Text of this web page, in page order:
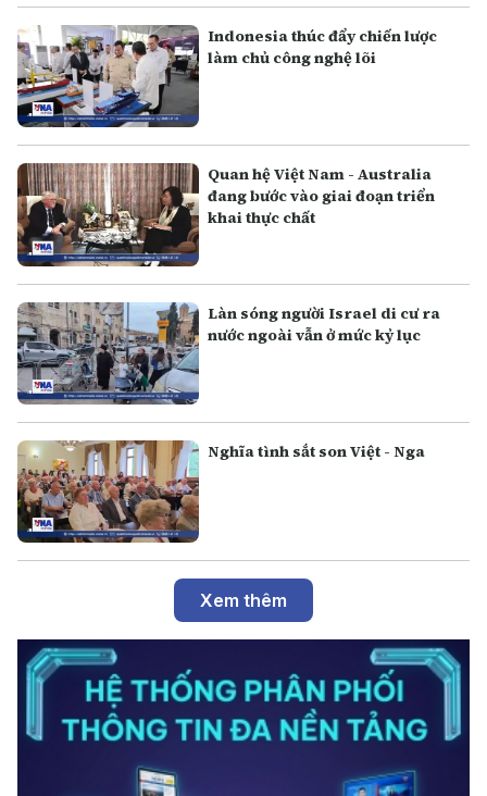
Indonesia thúc đẩy chiến lược
làm chủ công nghệ lõi
Quan hệ Việt Nam - Australia
đang bước vào giai đoạn triển
khai thực chất
Làn sóng người Israel di cư ra
nước ngoài vẫn ở mức kỷ lục
Nghĩa tình sắt son Việt - Nga
Xem thêm